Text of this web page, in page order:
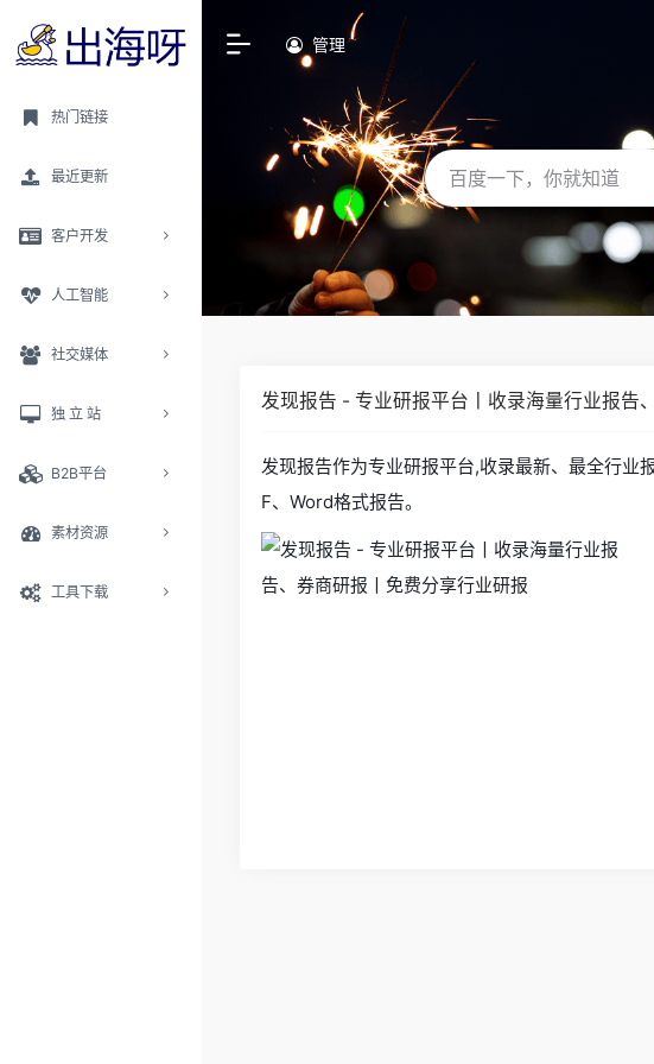
热门链接
最近更新
客户开发
人工智能
社交媒体
独 立 站
B2B平台
素材资源
工具下载
管理
发现报告 - 专业研报平台丨收录海量行业报告
发现报告作为专业研报平台,收录最新、最全行业
F、Word格式报告。